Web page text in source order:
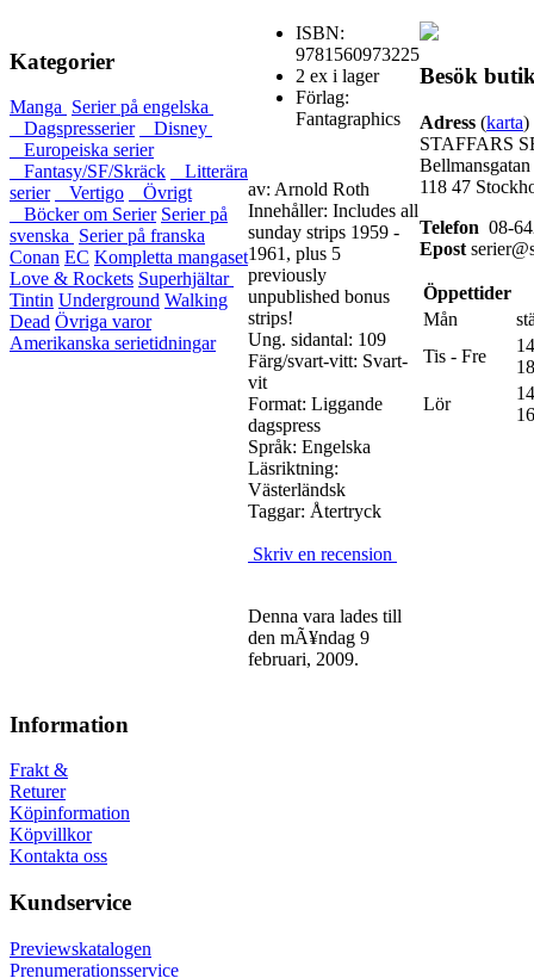
Kategorier
Manga Serier på engelska
Dagspresserier
Disney
Europeiska serier
Fantasy/SF/Skräck
Litterära
serier
Vertigo
Övrigt
Böcker om Serier Serier på
svenska Serier på franska
Conan EC Kompletta mangaset
Love & Rockets Superhjältar
Tintin Underground Walking
Dead Övriga varor
Amerikanska serietidningar
ISBN:
9781560973225
2 ex i lager
Förlag:
Fantagraphics
av: Arnold Roth
Innehåller: Includes all
sunday strips 1959 -
1961, plus 5
previously
unpublished bonus
strips!
Ung. sidantal: 109
Färg/svart-vitt: Svart-
vit
Format: Liggande
dagspress
Språk: Engelska
Läsriktning:
Västerländsk
Taggar: Återtryck
Skriv en recension
Denna vara lades till
den mÃ¥ndag 9
februari, 2009.
Besök
Adress (karta)
STAFFARS
Bellmansgatan
118 47
Telefon 08-
Epost
Öppettider
Mån
Tis - Fre
Lör
Information
Frakt &
Returer
Köpinformation
Köpvillkor
Kontakta oss
Kundservice
Previewskatalogen
Prenumerationsservice